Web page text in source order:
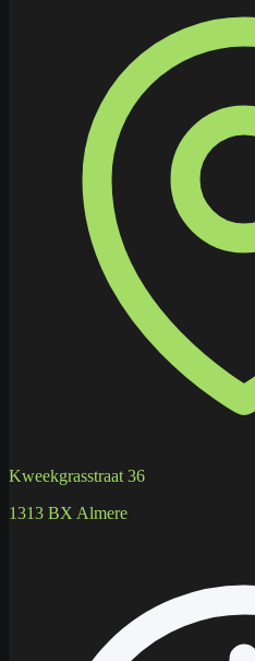
Kweekgrasstraat 36
1313 BX Almere